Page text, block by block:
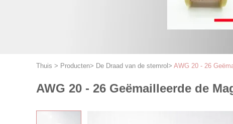
Thuis > Producten> De Draad van de stemrol > AWG 20 - 26
AWG 20 - 26 Geëmailleerde de